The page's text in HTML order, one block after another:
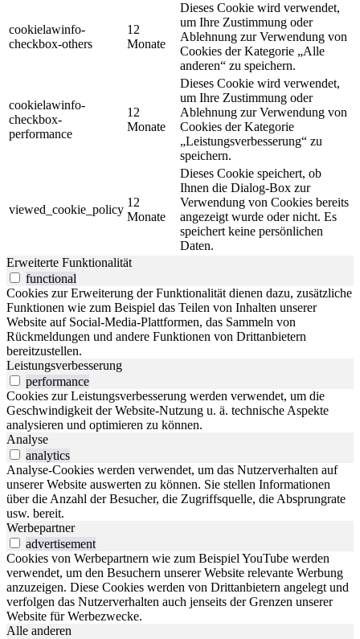
cookielawinfo-
checkbox-others
12
Monate
Dieses Cookie wird verwendet,
um Ihre Zustimmung oder
Ablehnung zur Verwendung von
Cookies der Kategorie „Alle
anderen“ zu speichern.
cookielawinfo-
checkbox-
performance
12
Monate
Dieses Cookie wird verwendet,
um Ihre Zustimmung oder
Ablehnung zur Verwendung von
Cookies der Kategorie
„Leistungsverbesserung“ zu
speichern.
viewed_cookie_policy
12
Monate
Dieses Cookie speichert, ob
Ihnen die Dialog-Box zur
Verwendung von Cookies bereits
angezeigt wurde oder nicht. Es
speichert keine persönlichen
Daten.
Erweiterte Funktionalität
functional
Cookies zur Erweiterung der Funktionalität dienen dazu, zusätzliche
Funktionen wie zum Beispiel das Teilen von Inhalten unserer
Website auf Social-Media-Plattformen, das Sammeln von
Rückmeldungen und andere Funktionen von Drittanbietern
bereitzustellen.
Leistungsverbesserung
performance
Cookies zur Leistungsverbesserung werden verwendet, um die
Geschwindigkeit der Website-Nutzung u. ä. technische Aspekte
analysieren und optimieren zu können.
Analyse
analytics
Analyse-Cookies werden verwendet, um das Nutzerverhalten auf
unserer Website auswerten zu können. Sie stellen Informationen
über die Anzahl der Besucher, die Zugriffsquelle, die Absprungrate
usw. bereit.
Werbepartner
advertisement
Cookies von Werbepartnern wie zum Beispiel YouTube werden
verwendet, um den Besuchern unserer Website relevante Werbung
anzuzeigen. Diese Cookies werden von Drittanbietern angelegt und
verfolgen das Nutzerverhalten auch jenseits der Grenzen unserer
Website für Werbezwecke.
Alle anderen